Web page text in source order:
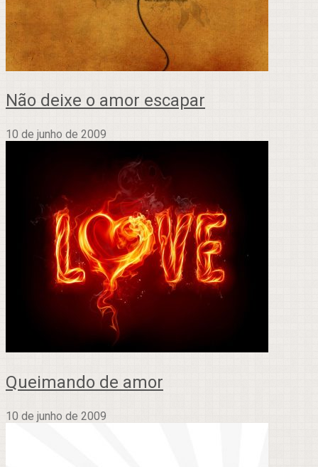
Não deixe o amor escapar
10 de junho de 2009
Queimando de amor
10 de junho de 2009